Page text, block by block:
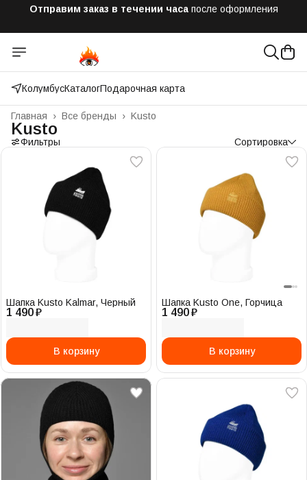
Бесплатная доставка при заказе от 10 000 рублей
Оплатим до 50% доставки Яндекс.Доставка и СДЭК
КолумбусКаталогПодарочная карта
Kusto
Все бренды ›
Главная ›
Kusto
Фильтры Сортировка
1 490 ₽
Шапка Kusto Kalmar, Черный
В корзину
1 490 ₽
Шапка Kusto One, Горчица
В корзину